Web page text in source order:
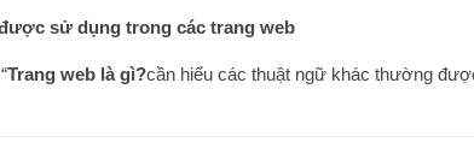
sử dụng trong các trang web
Trang web là gì?cần hiểu các thuật ngữ khác thường